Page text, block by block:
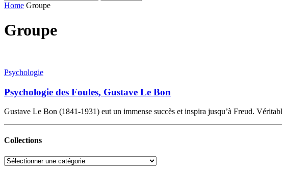
Home Groupe
Groupe
Psychologie
Psychologie des Foules, Gustave Le Bon
Gustave Le Bon (1841-1931) eut un immense succès et inspira jusqu’à Freud.
Collections
Collections